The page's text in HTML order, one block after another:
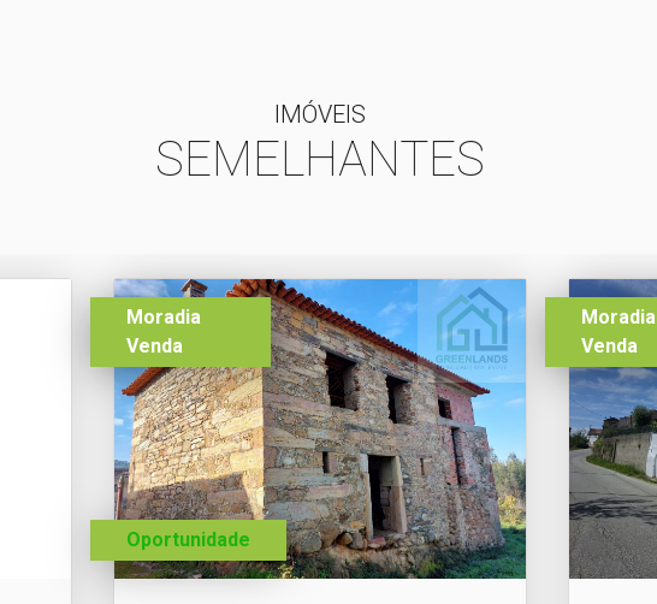
IMÓVEIS
SEMELHANTES
Moradia
Venda
Oportunidade
Moradia
Venda